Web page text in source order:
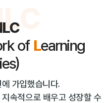
of Learning
가입했습니다.
속적으로 배우고 성장할 수